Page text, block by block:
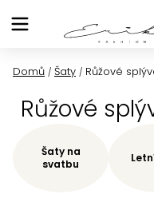
na
Domů / Šaty / Růžové
Růžové
Šaty na
svatbu